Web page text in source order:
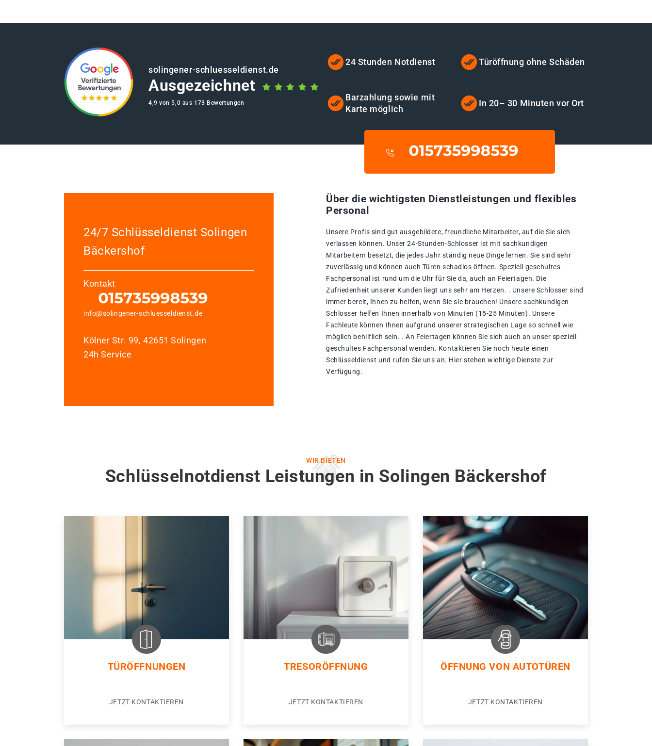
solingener-schluesseldienst.de
Ausgezeichnet
4,9 von 5,0 aus 173 Bewertungen
24 Stunden Notdienst Türöffnung ohne Schäden
Barzahlung sowie mit
Karte möglich
In 20– 30 Minuten vor Ort
24/7 Schlüsseldienst Solingen
Bäckershof
Kontakt
info@solingener-schluesseldienst.de
Kölner Str. 99, 42651 Solingen
24h Service
Über die wichtigsten Dienstleistungen und flexibles
Personal
Unsere Profis sind gut ausgebildete, freundliche Mitarbeiter, auf die Sie sich
verlassen können. Unser 24-Stunden-Schlosser ist mit sachkundigen
Mitarbeitern besetzt, die jedes Jahr ständig neue Dinge lernen. Sie sind sehr
zuverlässig und können auch Türen schadlos öffnen. Speziell geschultes
Fachpersonal ist rund um die Uhr für Sie da, auch an Feiertagen. Die
Zufriedenheit unserer Kunden liegt uns sehr am Herzen. . Unsere Schlosser sind
immer bereit, Ihnen zu helfen, wenn Sie sie brauchen! Unsere sachkundigen
Schlosser helfen Ihnen innerhalb von Minuten (15-25 Minuten). Unsere
Fachleute können Ihnen aufgrund unserer strategischen Lage so schnell wie
möglich behilflich sein. . An Feiertagen können Sie sich auch an unser speziell
geschultes Fachpersonal wenden. Kontaktieren Sie noch heute einen
Schlüsseldienst und rufen Sie uns an. Hier stehen wichtige Dienste zur
Verfügung.
WIR BIETEN
Schlüsselnotdienst Leistungen in Solingen Bäckershof
TÜRÖFFNUNGEN
JETZT KONTAKTIEREN
TRESORÖFFNUNG
JETZT KONTAKTIEREN
ÖFFNUNG VON AUTOTÜREN
JETZT KONTAKTIEREN